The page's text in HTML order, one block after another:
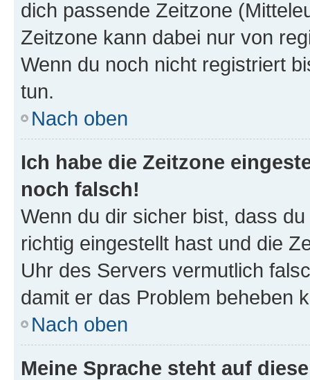
dich passende Zeitzone
Zeitzone kann dabei nur von
Wenn du noch nicht registriert
tun.
Nach oben
Ich habe die Zeitzone
noch falsch!
Wenn du dir sicher bist, dass
richtig eingestellt hast und die
Uhr des Servers vermutlich
damit er das Problem beheben
Nach oben
Meine Sprache steht auf